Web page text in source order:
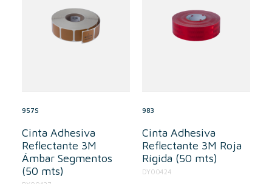
957S
Cinta Adhesiva
Reflectante 3M
Ámbar Segmentos
(50 mts)
983
Cinta Adhesiva
Reflectante 3M Roja
Rígida (50 mts)
DY00424